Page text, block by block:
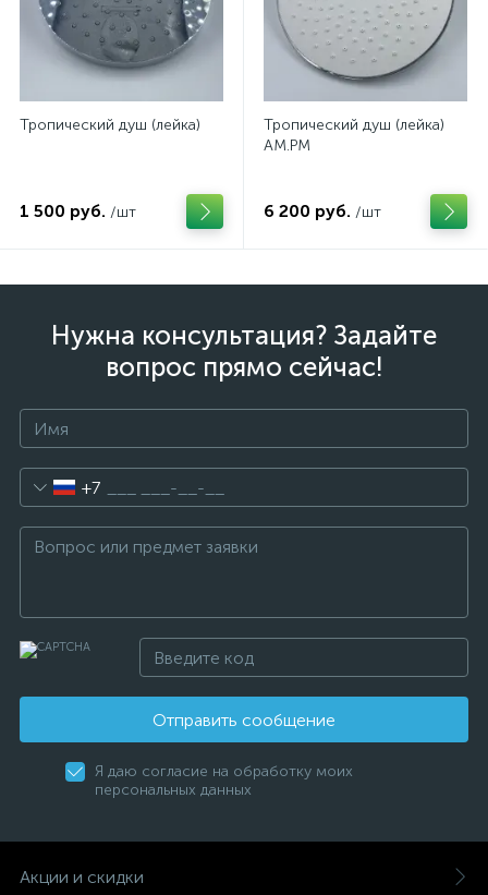
Тропический душ (лейка)
1 500 руб. /шт
Тропический душ (лейка)
AM.PM
6 200 руб. /шт
Нужна консультация? Задайте
вопрос прямо сейчас!
+7
Отправить сообщение
Я даю согласие на обработку моих
персональных данных
Акции и скидки